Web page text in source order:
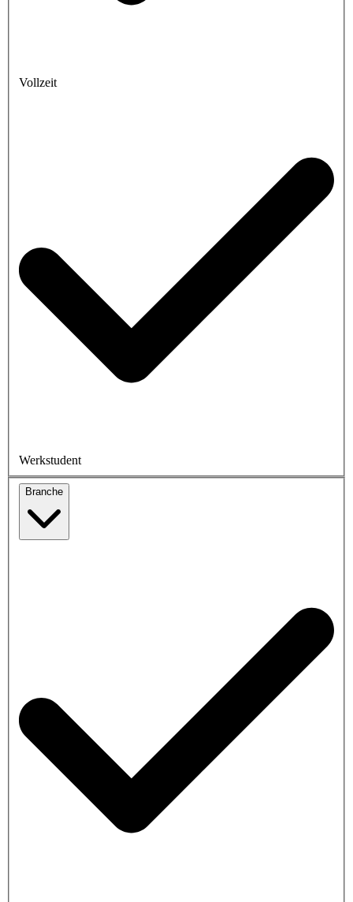
Vollzeit
Werkstudent
Branche